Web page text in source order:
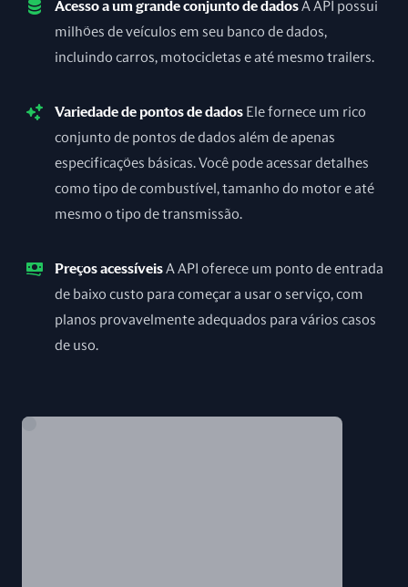
Acesso a um grande conjunto de dadosA API possui
milhões de veículos em seu banco de dados,
incluindo carros, motocicletas e até mesmo trailers.
Variedade de pontos de dados Ele fornece um rico
conjunto de pontos de dados além de apenas
especificações básicas. Você pode acessar detalhes
como tipo de combustível, tamanho do motor e até
mesmo o tipo de transmissão.
Preços acessíveisA API oferece um ponto de entrada
de baixo custo para começar a usar o serviço, com
planos provavelmente adequados para vários casos
de uso.